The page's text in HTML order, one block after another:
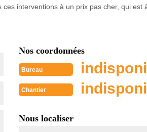
interventions à un prix pas cher, qui
Nos coordonnées
Bureau
Chantier
Nous localiser